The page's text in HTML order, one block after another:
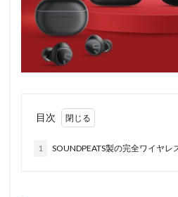
目次
1 SOUNDPEATS製の完全ワイヤレ